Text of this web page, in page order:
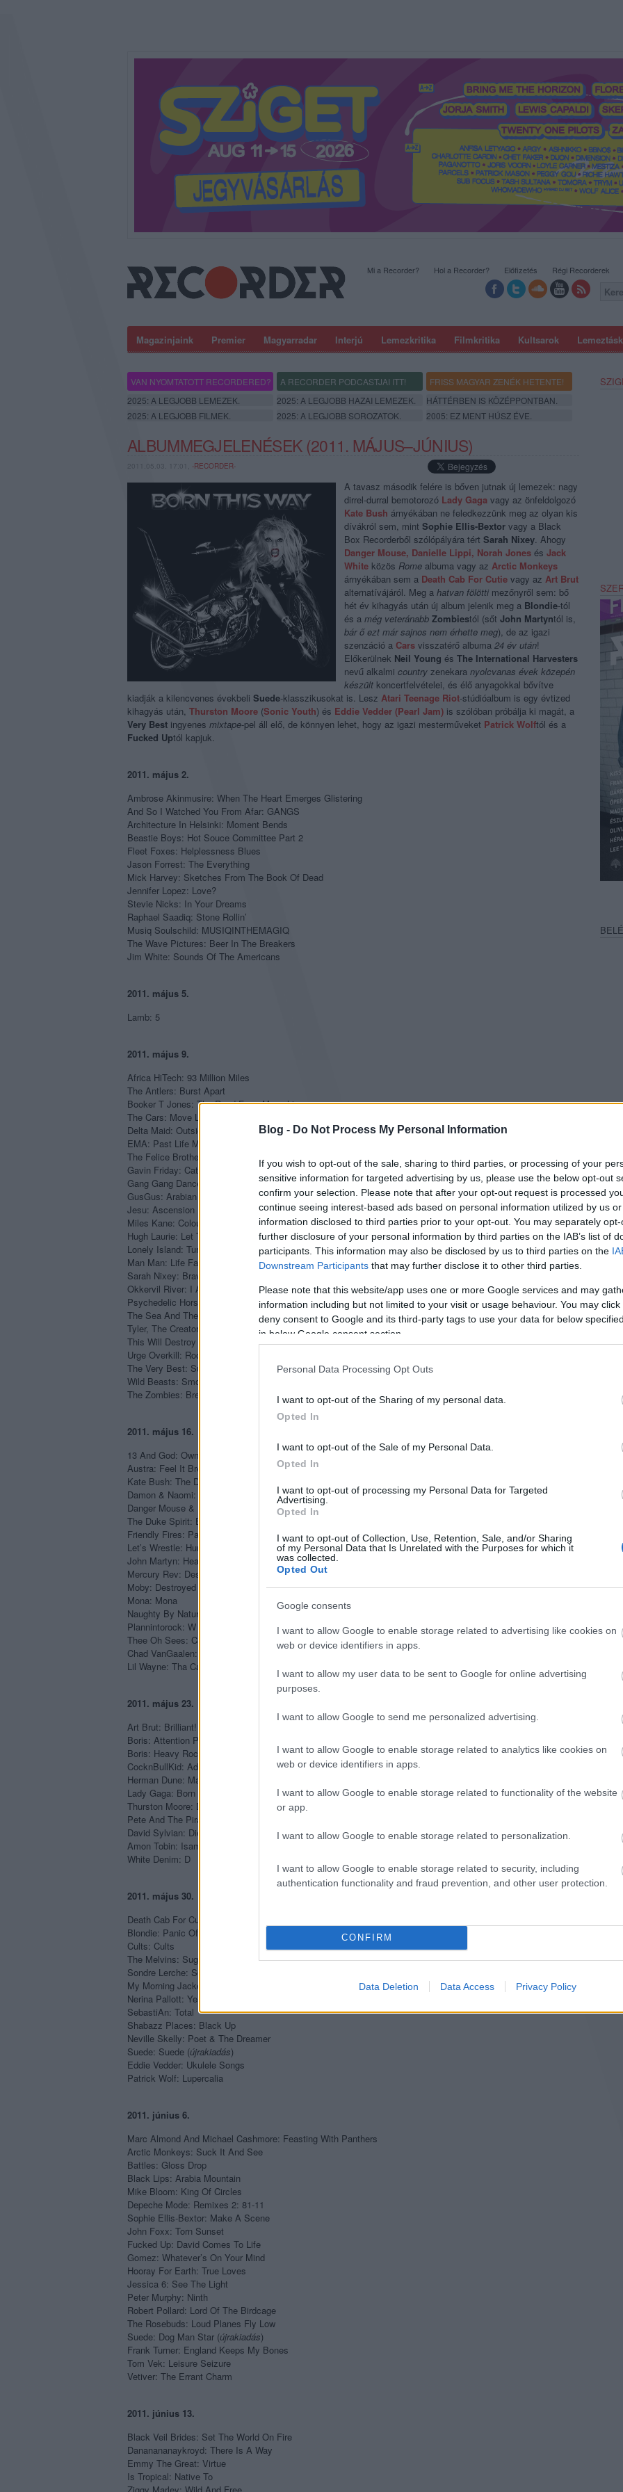
Blog - Do Not Process My Personal Information
If you wish to opt-out of the sale, sharing to third parties, or processing of your
sensitive information for targeted advertising by us, please use the below opt-out
confirm your selection. Please note that after your opt-out request is processed
continue seeing interest-based ads based on personal information utilized by us
information disclosed to third parties prior to your opt-out. You may separately
further disclosure of your personal information by third parties on the IAB’s list of
participants. This information may also be disclosed by us to third parties on the
Downstream Participants that may further disclose it to other third parties.
Please note that this website/app uses one or more Google services and may
information including but not limited to your visit or usage behaviour. You may
deny consent to Google and its third-party tags to use your data for below
in below Google consent section.
Personal Data Processing Opt Outs
I want to opt-out of the Sharing of my personal data.
Opted In
I want to opt-out of the Sale of my Personal Data.
Opted In
I want to opt-out of processing my Personal Data for Targeted
Advertising.
Opted In
I want to opt-out of Collection, Use, Retention, Sale, and/or Sharing
of my Personal Data that Is Unrelated with the Purposes for which it
was collected.
Opted Out
Google consents
I want to allow Google to enable storage related to advertising like cookies on
web or device identifiers in apps.
I want to allow my user data to be sent to Google for online advertising
purposes.
I want to allow Google to send me personalized advertising.
I want to allow Google to enable storage related to analytics like cookies on
web or device identifiers in apps.
I want to allow Google to enable storage related to functionality of the website
or app.
I want to allow Google to enable storage related to personalization.
I want to allow Google to enable storage related to security, including
authentication functionality and fraud prevention, and other user protection.
CONFIRM
Data Deletion Data Access Privacy Policy
Magazinjaink Premier Magyarradar Interjú Lemezkritika Filmkritika Kultsarok
Mi a Recorder? Hol a Recorder? Előfizetés Régi Recorderek
VAN NYOMTATOTT RECORDERED? A RECORDER PODCASTJAI ITT!
FRISS MAGYAR ZENÉK HETENTE!
2025: A LEGJOBB LEMEZEK.
2025: A LEGJOBB HAZAI LEMEZEK.
HÁTTÉRBEN IS KÖZÉPPONTBAN.
2025: A LEGJOBB FILMEK.
2025: A LEGJOBB SOROZATOK. 2005: EZ MENT HÚSZ ÉVE.
ALBUMMEGJELENÉSEK (2011. MÁJUS–JÚNIUS)
2011.05.03. 17:01, -RECORDER-
A tavasz második felére is bőven jutnak új lemezek: nagy
dirrel-durral bemotorozó Lady Gaga vagy az önfeldolgozó
Kate Bush árnyékában ne feledkezzünk meg az olyan kis
dívákról sem, mint Sophie Ellis-Bextor vagy a Black
Box Recorderből szólópályára tért Sarah Nixey. Ahogy
Danger Mouse, Danielle Lippi, Norah Jones és Jack
White közös Rome albuma vagy az Arctic Monkeys
árnyékában sem a Death Cab For Cutie vagy az Art Brut
alternatívájáról. Meg a hatvan fölötti mezőnyről sem: bő
hét év kihagyás után új album jelenik meg a Blondie-tól
és a még veteránabb Zombiestól (sőt John Martyntól is,
bár ő ezt már sajnos nem érhette meg), de az igazi
szenzáció a Cars visszatérő albuma 24 év után!
Előkerülnek Neil Young és The International Harvesters
nevű alkalmi country zenekara nyolcvanas évek közepén
készült koncertfelvételei, és élő anyagokkal bővítve
kiadják a kilencvenes évekbeli Suede-klasszikusokat is. Lesz Atari Teenage Riot-stúdióalbum is egy évtized
kihagyás után, Thurston Moore (Sonic Youth) és Eddie Vedder (Pearl Jam) is szólóban próbálja ki magát, a
Very Best ingyenes mixtape-pel áll elő, de könnyen lehet, hogy az igazi mesterműveket Patrick Wolftól és a
Fucked Uptól kapjuk.
2011. május 2.
Ambrose Akinmusire: When The Heart Emerges Glistering
And So I Watched You From Afar: GANGS
Architecture In Helsinki: Moment Bends
Beastie Boys: Hot Souce Committee Part 2
Fleet Foxes: Helplessness Blues
Jason Forrest: The Everything
Mick Harvey: Sketches From The Book Of Dead
Jennifer Lopez: Love?
Stevie Nicks: In Your Dreams
Raphael Saadiq: Stone Rollin’
Musiq Soulschild: MUSIQINTHEMAGIQ
The Wave Pictures: Beer In The Breakers
Jim White: Sounds Of The Americans
2011. május 5.
Lamb: 5
2011. május 9.
Africa HiTech: 93 Million Miles
The Antlers: Burst Apart
Booker T Jones: The Road From Memphis
The Cars: Move Like This
Delta Maid: Outside Looking In
EMA: Past Life Martyred Saints
The Felice Brothers: Celebration, Florida
Gavin Friday: Catholic
Gang Gang Dance: Eye Contact
GusGus: Arabian Horse
Jesu: Ascension
Miles Kane: Colour Of The Trap
Hugh Laurie: Let Them Talk
Lonely Island: Turtleneck & Chain
Man Man: Life Fantastic
Sarah Nixey: Brave Tin Soldiers
Okkervil River: I Am Very Far
Psychedelic Horseshit: Laced
The Sea And The Cake: The Moonlight Butterfly
Tyler, The Creator: Goblin
This Will Destroy You: Tunnel Blanket
Urge Overkill: Rock’n’Roll Submarine
The Very Best: Super Mom
Wild Beasts: Smother
The Zombies: Breathe Out – Breathe In
2011. május 16.
13 And God: Own Your Ghost
Austra: Feel It Break
Kate Bush: The Director’s Cut
Damon & Naomi: False Beats And True Hearts
Danger Mouse & Danielle Lippi: Rome
The Duke Spirit: Bruiser
Friendly Fires: Pala
Let’s Wrestle: Hursing Home
John Martyn: Heaven And Earth
Mercury Rev: Deserter’s Songs (
újrakiadás)
Moby: Destroyed
Mona: Mona
Naughty By Nature: Anthem Inc.
Plannintorock: W
Thee Oh Sees: Castlemania
Chad VanGaalen: Diaper Island
Lil Wayne: Tha Carter IV
2011. május 23.
Art Brut: Brilliant! Tragic!
Boris: Attention Please
Boris: Heavy Rocks
CocknBullKid: Adulthood
Herman Dune: Mas Cambios
Lady Gaga: Born This Way
Thurston Moore: Demolished Thoughts
Pete And The Pirates: One Thousand Pictures
David Sylvian: Died In The Wool
Amon Tobin: Isam
White Denim: D
2011. május 30.
Death Cab For Cutie: Codes And Keys
Blondie: Panic Of Girls
Cults: Cults
The Melvins: Sugar Daddy Kive
Sondre Lerche: Sondre Lerche
My Morning Jacket: Circuital
Nerina Pallott: Year Of The Wolf
SebastiAn: Total
Shabazz Places: Black Up
Neville Skelly: Poet & The Dreamer
Suede: Suede (újrakiadás)
Eddie Vedder: Ukulele Songs
Patrick Wolf: Lupercalia
2011. június 6.
Marc Almond And Michael Cashmore: Feasting With Panthers
Arctic Monkeys: Suck It And See
Battles: Gloss Drop
Black Lips: Arabia Mountain
Mike Bloom: King Of Circles
Depeche Mode: Remixes 2: 81-11
Sophie Ellis-Bextor: Make A Scene
John Foxx: Torn Sunset
Fucked Up: David Comes To Life
Gomez: Whatever’s On Your Mind
Hooray For Earth: True Loves
Jessica 6: See The Light
Peter Murphy: Ninth
Robert Pollard: Lord Of The Birdcage
The Rosebuds: Loud Planes Fly Low
Suede: Dog Man Star (újrakiadás)
Frank Turner: England Keeps My Bones
Tom Vek: Leisure Seizure
Vetiver: The Errant Charm
2011. június 13.
Black Veil Brides: Set The World On Fire
Dananananaykroyd: There Is A Way
Emmy The Great: Virtue
Is Tropical: Native To